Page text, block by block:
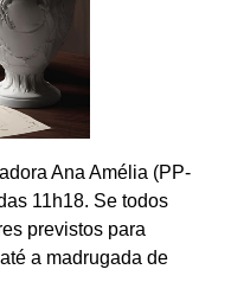
Ana Amélia (PP-
11h18. Se todos
previstos para
a madrugada de